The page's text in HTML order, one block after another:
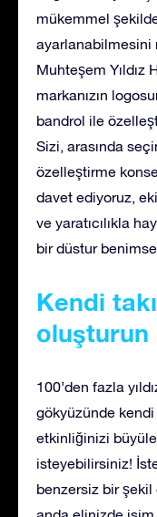
mükemmel
ayarlanabilmesini
Muhteşem Yıldız
markanızın
bandrol ile
Sizi, arasında
özelleştirme
davet ediyoruz,
ve yaratıcılıkla
bir düstur
Kendi
oluşturun
100’den fazla
gökyüzünde kendi
etkinliğinizi
isteyebilirsiniz!
benzersiz bir şekil